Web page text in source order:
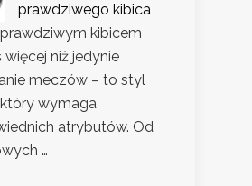
prawdziwego kibica
kibicem
niż jedynie
meczów – to styl
wymaga
atrybutów. Od
…